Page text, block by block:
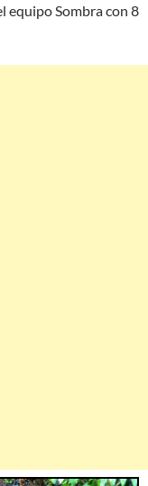
equipo Sombra con 8